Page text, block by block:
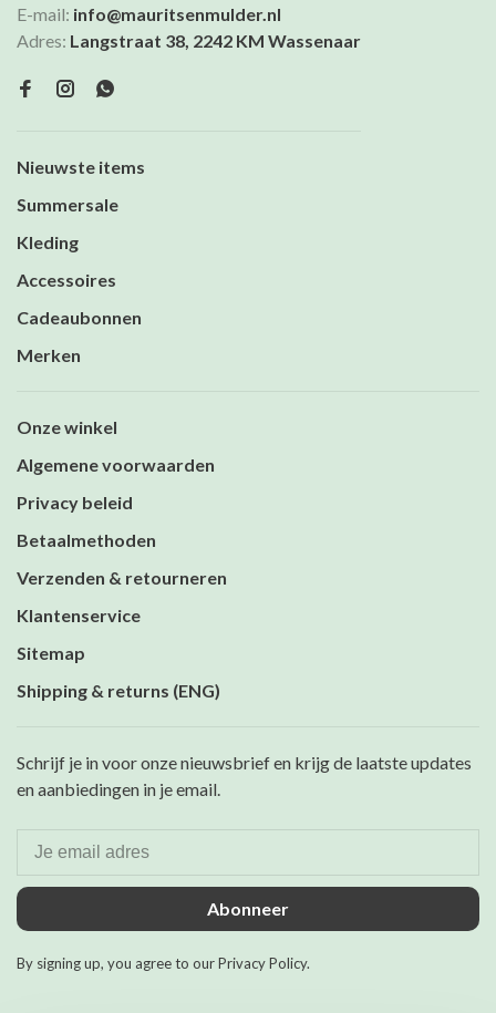
E-mail: info@mauritsenmulder.nl
Adres: Langstraat 38, 2242 KM Wassenaar
Nieuwste items
Summersale
Kleding
Accessoires
Cadeaubonnen
Merken
Onze winkel
Algemene voorwaarden
Privacy beleid
Betaalmethoden
Verzenden & retourneren
Klantenservice
Sitemap
Shipping & returns (ENG)
Schrijf je in voor onze nieuwsbrief en krijg de laatste updates
en aanbiedingen in je email.
Abonneer
By signing up, you agree to our Privacy Policy.